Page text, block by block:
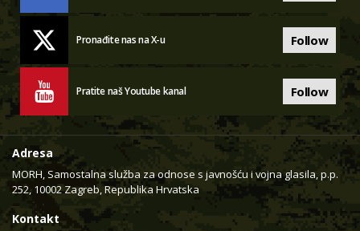
Pronađite nas na X-u Follow
Pratite naš Youtube kanal Follow
Adresa
MORH, Samostalna služba za odnose s javnošću i vojna glasila, p.p.
252, 10002 Zagreb, Republika Hrvatska
Kontakt